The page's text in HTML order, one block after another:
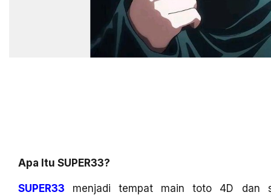
Apa Itu SUPER33?
SUPER33 menjadi tempat main toto 4D dan